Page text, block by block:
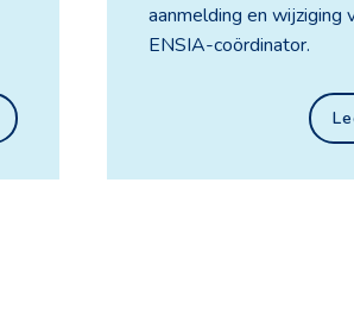
aanmelding en wijziging
ENSIA-coördinator.